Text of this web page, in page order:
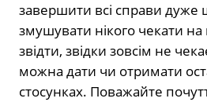
завершити всі справи
змушувати нікого чекати на
звідти, звідки зовсім не
можна дати чи отримати
стосунках. Поважайте